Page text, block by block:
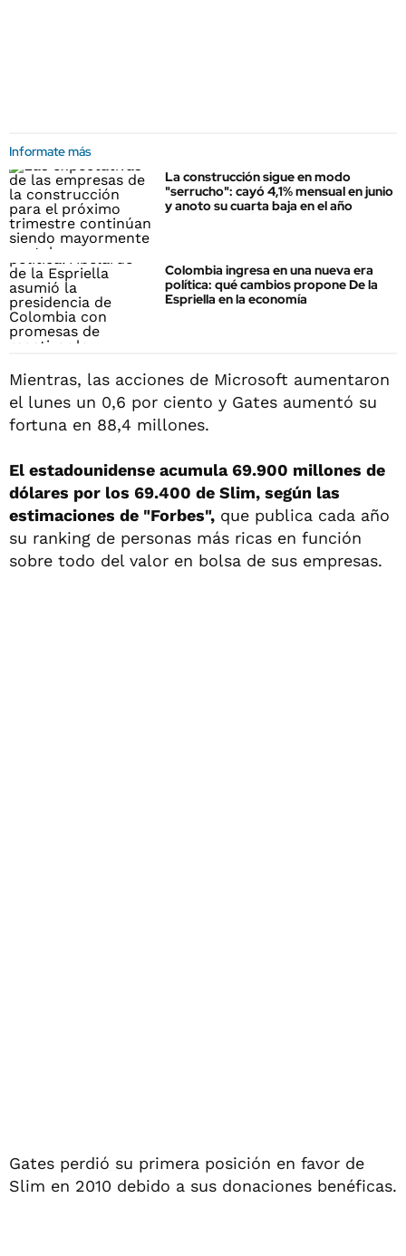
Informate más
La construcción sigue en modo
"serrucho": cayó 4,1% mensual en junio
y anoto su cuarta baja en el año
Colombia ingresa en una nueva era
política: qué cambios propone De la
Espriella en la economía
Mientras, las acciones de Microsoft aumentaron
el lunes un 0,6 por ciento y Gates aumentó su
fortuna en 88,4 millones.
El estadounidense acumula 69.900 millones de
dólares por los 69.400 de Slim, según las
estimaciones de "Forbes", que publica cada año
su ranking de personas más ricas en función
sobre todo del valor en bolsa de sus empresas.
Gates perdió su primera posición en favor de
Slim en 2010 debido a sus donaciones benéficas.